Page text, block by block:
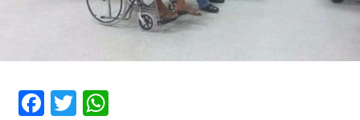
Facebook
TwitterWhatsApp